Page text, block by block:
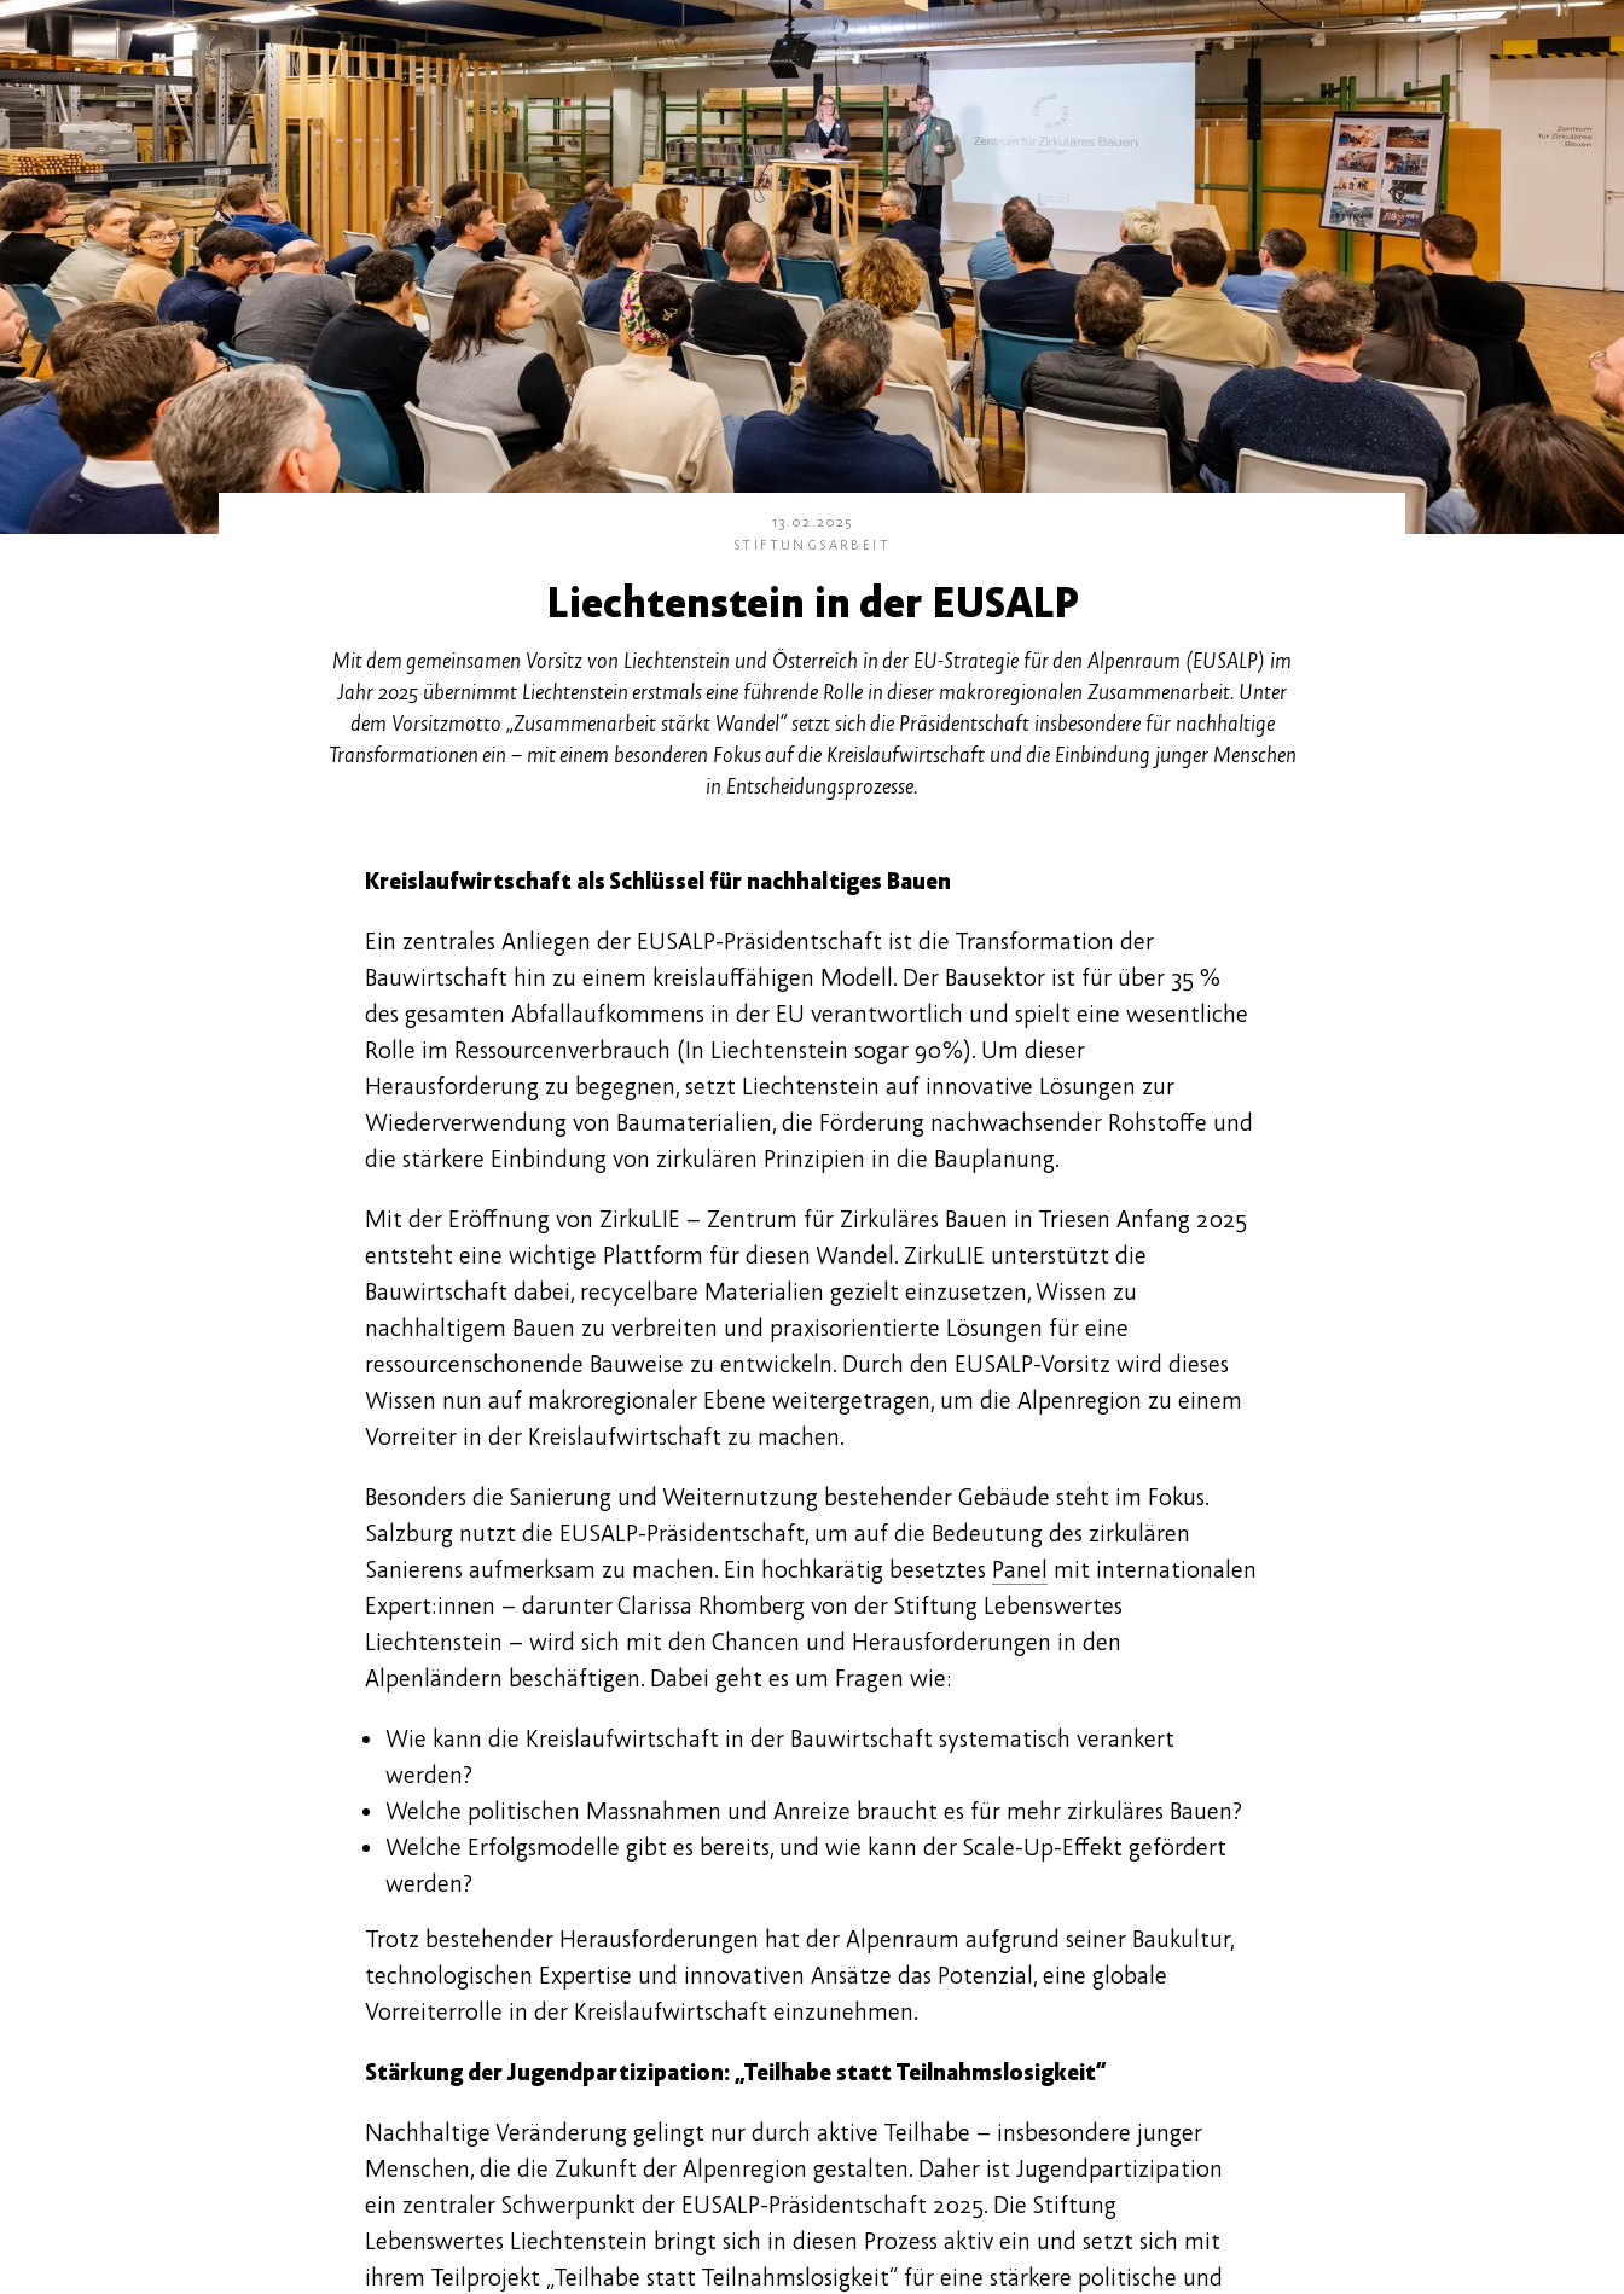
13.02.2025
STIFTUNGSARBEIT
Liechtenstein in der EUSALP
Mit dem gemeinsamen Vorsitz von Liechtenstein und Österreich in der EU-Strategie für den Alpenraum (EUSALP) im
Jahr 2025 übernimmt Liechtenstein erstmals eine führende Rolle in dieser makroregionalen Zusammenarbeit. Unter
dem Vorsitzmotto „Zusammenarbeit stärkt Wandel“ setzt sich die Präsidentschaft insbesondere für nachhaltige
Transformationen ein – mit einem besonderen Fokus auf die Kreislaufwirtschaft und die Einbindung junger Menschen
in Entscheidungsprozesse.
Kreislaufwirtschaft als Schlüssel für nachhaltiges Bauen
Ein zentrales Anliegen der EUSALP-Präsidentschaft ist die Transformation der
Bauwirtschaft hin zu einem kreislauffähigen Modell. Der Bausektor ist für über 35 %
des gesamten Abfallaufkommens in der EU verantwortlich und spielt eine wesentliche
Rolle im Ressourcenverbrauch (In Liechtenstein sogar 90%). Um dieser
Herausforderung zu begegnen, setzt Liechtenstein auf innovative Lösungen zur
Wiederverwendung von Baumaterialien, die Förderung nachwachsender Rohstoffe und
die stärkere Einbindung von zirkulären Prinzipien in die Bauplanung.
Mit der Eröffnung von ZirkuLIE – Zentrum für Zirkuläres Bauen in Triesen Anfang 2025
entsteht eine wichtige Plattform für diesen Wandel. ZirkuLIE unterstützt die
Bauwirtschaft dabei, recycelbare Materialien gezielt einzusetzen, Wissen zu
nachhaltigem Bauen zu verbreiten und praxisorientierte Lösungen für eine
ressourcenschonende Bauweise zu entwickeln. Durch den EUSALP-Vorsitz wird dieses
Wissen nun auf makroregionaler Ebene weitergetragen, um die Alpenregion zu einem
Vorreiter in der Kreislaufwirtschaft zu machen.
Besonders die Sanierung und Weiternutzung bestehender Gebäude steht im Fokus.
Salzburg nutzt die EUSALP-Präsidentschaft, um auf die Bedeutung des zirkulären
Sanierens aufmerksam zu machen. Ein hochkarätig besetztes Panel mit internationalen
Expert:innen – darunter Clarissa Rhomberg von der Stiftung Lebenswertes
Liechtenstein – wird sich mit den Chancen und Herausforderungen in den
Alpenländern beschäftigen. Dabei geht es um Fragen wie:
Wie kann die Kreislaufwirtschaft in der Bauwirtschaft systematisch verankert
werden?
Welche politischen Massnahmen und Anreize braucht es für mehr zirkuläres Bauen?
Welche Erfolgsmodelle gibt es bereits, und wie kann der Scale-Up-Effekt gefördert
werden?
Trotz bestehender Herausforderungen hat der Alpenraum aufgrund seiner Baukultur,
technologischen Expertise und innovativen Ansätze das Potenzial, eine globale
Vorreiterrolle in der Kreislaufwirtschaft einzunehmen.
Stärkung der Jugendpartizipation: „Teilhabe statt Teilnahmslosigkeit“
Nachhaltige Veränderung gelingt nur durch aktive Teilhabe – insbesondere junger
Menschen, die die Zukunft der Alpenregion gestalten. Daher ist Jugendpartizipation
ein zentraler Schwerpunkt der EUSALP-Präsidentschaft 2025. Die Stiftung
Lebenswertes Liechtenstein bringt sich in diesen Prozess aktiv ein und setzt sich mit
ihrem Teilprojekt „Teilhabe statt Teilnahmslosigkeit“ für eine stärkere politische und